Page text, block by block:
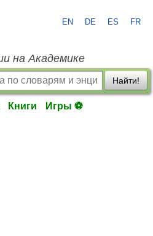
EN DE ES FR
на Академике
Найти!
Книги Игры ⚽